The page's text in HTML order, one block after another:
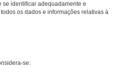
se identificar adequadamente e
os dados e informações relativas à
se: